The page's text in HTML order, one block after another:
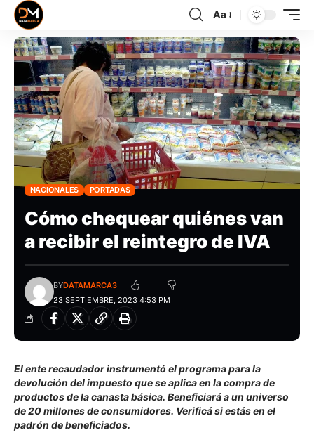
Aa
NACIONALES PORTADAS
Cómo chequear quiénes van
a recibir el reintegro de IVA
23 SEPTIEMBRE, 2023 4:53 PM
BYDATAMARCA3
El ente recaudador instrumentó el programa para la
devolución del impuesto que se aplica en la compra de
productos de la canasta básica. Beneficiará a un universo
de 20 millones de consumidores. Verificá si estás en el
padrón de beneficiados.